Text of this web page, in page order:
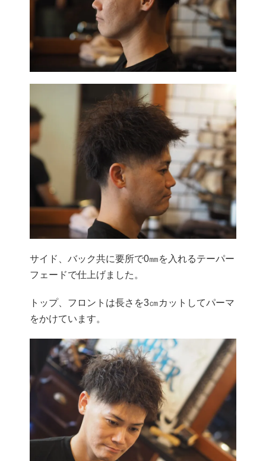
サイド、バック共に要所で0㎜を入れるテーパー
フェードで仕上げました。
トップ、フロントは長さを3㎝カットしてパーマ
をかけています。